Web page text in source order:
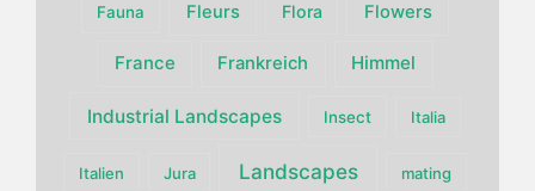
Fauna Fleurs Flora Flowers
France Frankreich Himmel
Industrial Landscapes Insect Italia
Italien Jura Landscapes mating